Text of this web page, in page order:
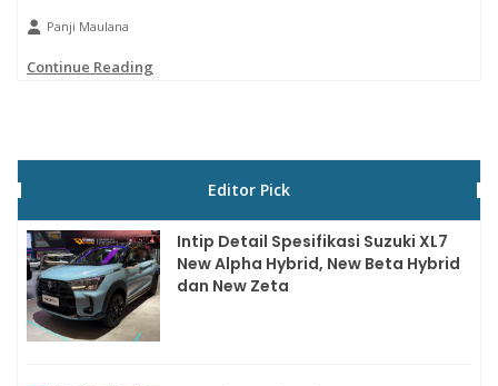
Panji Maulana
Continue Reading
Editor Pick
Intip Detail Spesifikasi Suzuki XL7
New Alpha Hybrid, New Beta Hybrid
dan New Zeta